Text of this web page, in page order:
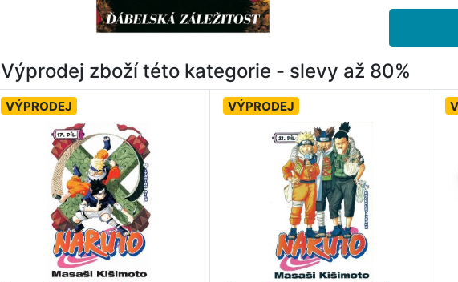
Výprodej zboží této kategorie - slevy až 80%
VÝPRODEJ VÝPRODEJ